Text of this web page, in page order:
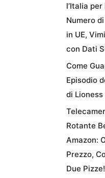
l’Italia
Numero
in UE,
con Dati
Come
Episodio
di Lioness
Rotante
Amazon:
Prezzo,
Due Pizze!